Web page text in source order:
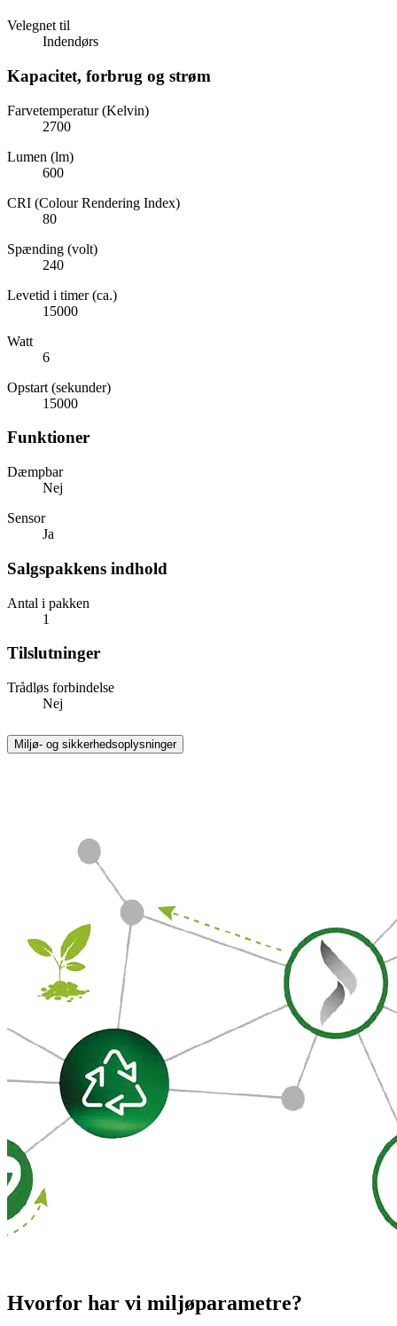
Velegnet til
Indendørs
Kapacitet, forbrug og strøm
Farvetemperatur (Kelvin)
2700
Lumen (lm)
600
CRI (Colour Rendering Index)
80
Spænding (volt)
240
Levetid i timer (ca.)
15000
Watt
6
Opstart (sekunder)
15000
Funktioner
Dæmpbar
Nej
Sensor
Ja
Salgspakkens indhold
Antal i pakken
1
Tilslutninger
Trådløs forbindelse
Nej
Miljø- og sikkerhedsoplysninger
Hvorfor har vi miljøparametre?